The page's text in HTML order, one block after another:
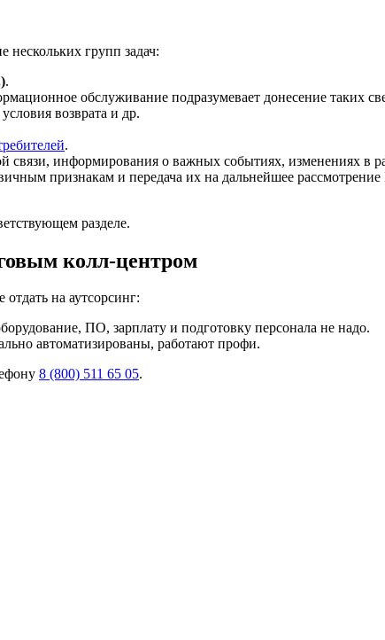
нескольких групп задач:
.
обслуживание подразумевает донесение таких
возврата и др.
.
связи, информирования о важных событиях, изменениях в
признакам и передача их на дальнейшее
разделе.
колл-центром
на аутсорсинг:
ПО, зарплату и подготовку персонала не надо.
автоматизированы, работают профи.
8 (800) 511 65 05.